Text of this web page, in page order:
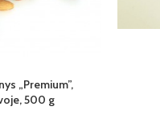
„Premium”,
500 g